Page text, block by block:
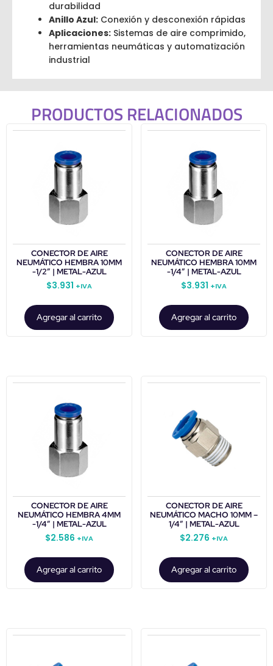
durabilidad
Anillo Azul: Conexión y desconexión rápidas
Aplicaciones: Sistemas de aire comprimido,
herramientas neumáticas y automatización
industrial
PRODUCTOS RELACIONADOS
CONECTOR DE AIRE
NEUMÁTICO HEMBRA 10MM
-1/2″ | METAL-AZUL
$3.931 +IVA
Agregar al carrito
CONECTOR DE AIRE
NEUMÁTICO HEMBRA 10MM
-1/4″ | METAL-AZUL
$3.931 +IVA
Agregar al carrito
CONECTOR DE AIRE
NEUMÁTICO HEMBRA 4MM
-1/4″ | METAL-AZUL
$2.586 +IVA
Agregar al carrito
CONECTOR DE AIRE
NEUMÁTICO MACHO 10MM –
1/4″ | METAL-AZUL
$2.276 +IVA
Agregar al carrito